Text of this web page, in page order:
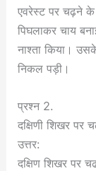
एवरेस्ट पर चढ़ने के
पिघलाकर चाय
नाश्ता किया।
निकल पड़ी।
प्रश्न 2.
दक्षिणी शिखर
उत्तर:
दक्षिण शिखर पर